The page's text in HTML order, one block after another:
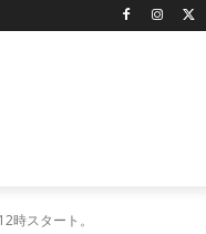
時スタート。